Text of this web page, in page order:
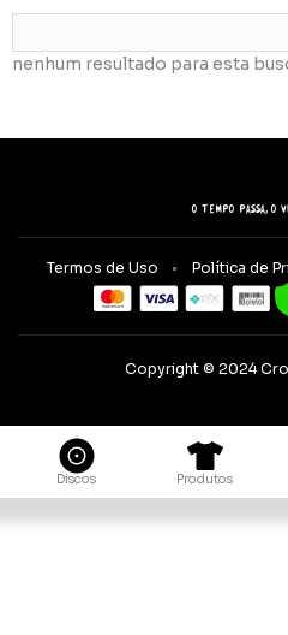
nenhum resultado para esta
O tempo passa, o
Termos de Uso Política de
Copyright © 2024
Discos Produtos